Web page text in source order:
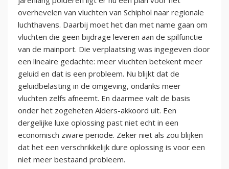
overhevelen van vluchten van Schiphol naar regionale
luchthavens. Daarbij moet het dan met name gaan om
vluchten die geen bijdrage leveren aan de spilfunctie
van de mainport. Die verplaatsing was ingegeven door
een lineaire gedachte: meer vluchten betekent meer
geluid en dat is een probleem. Nu blijkt dat de
geluidbelasting in de omgeving, ondanks meer
vluchten zelfs afneemt. En daarmee valt de basis
onder het zogeheten Alders-akkoord uit. Een
dergelijke luxe oplossing past niet echt in een
economisch zware periode. Zeker niet als zou blijken
dat het een verschrikkelijk dure oplossing is voor een
niet meer bestaand probleem.